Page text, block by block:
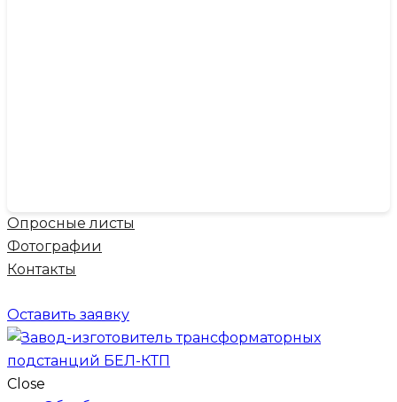
Опросные листы
Фотографии
Контакты
Оставить заявку
Close